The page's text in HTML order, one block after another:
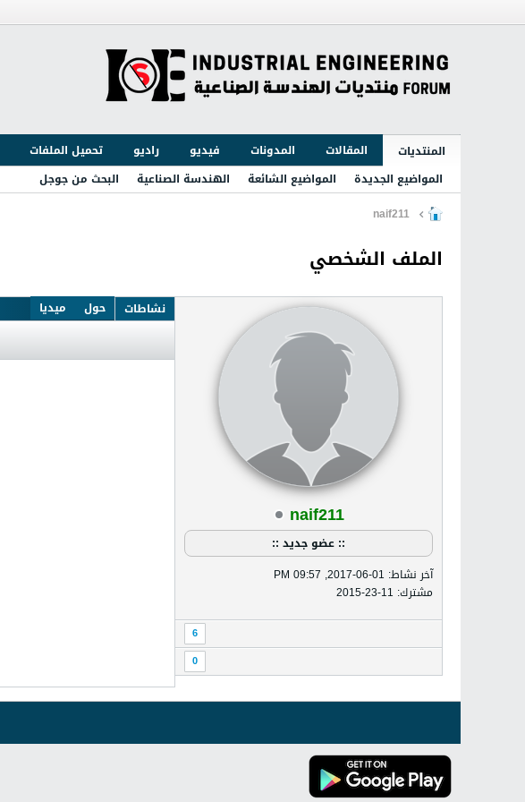
المنتديات المقالات المدونات فيديو راديو تحميل الملفات
المواضيع الجديدة
المواضيع الشائعة الهندسة الصناعية
البحث من جوجل
الملف الشخصي
naif211
:: عضو جديد ::
آخر نشاط: 01-06-2017, 09:57 PM
مشترك: 11-23-2015
6
0
نشاطات حول ميديا